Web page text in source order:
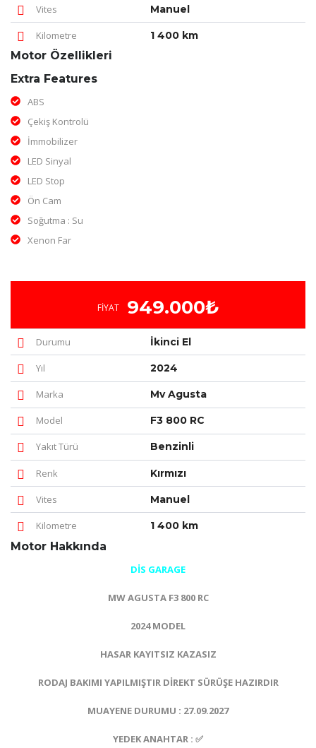
Vites Manuel
Kilometre 1 400 km
Motor Özellikleri
Extra Features
ABS
Çekiş Kontrolü
İmmobilizer
LED Sinyal
LED Stop
Ön Cam
Soğutma : Su
Xenon Far
FIYAT 949.000₺
Durumu İkinci El
Yıl 2024
Marka Mv Agusta
Model F3 800 RC
Yakıt Türü Benzinli
Renk Kırmızı
Vites Manuel
Kilometre 1 400 km
Motor Hakkında
DİS GARAGE
MW AGUSTA F3 800 RC
2024 MODEL
HASAR KAYITSIZ KAZASIZ
RODAJ BAKIMI YAPILMIŞTIR DİREKT SÜRÜŞE HAZIRDIR
MUAYENE DURUMU : 27.09.2027
YEDEK ANAHTAR : ✅